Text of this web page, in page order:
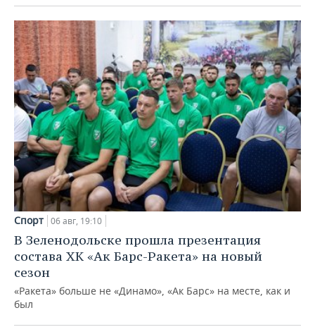
Спорт 06 авг, 19:10
В Зеленодольске прошла презентация
состава ХК «Ак Барс-Ракета» на новый
сезон
«Ракета» больше не «Динамо», «Ак Барс» на месте, как и
был